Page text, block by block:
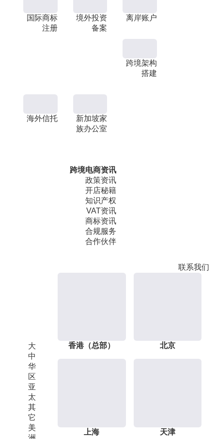
国际商标
注册
境外投资
备案
离岸账户
跨境架构
搭建
海外信托
新加坡家
族办公室
跨境电商资讯
政策资讯
开店秘籍
知识产权
VAT资讯
商标资讯
合规服务
合作伙伴
联系我们
大
中
华
区
亚
太
其
它
美
香港（总部） 北京
上海 天津